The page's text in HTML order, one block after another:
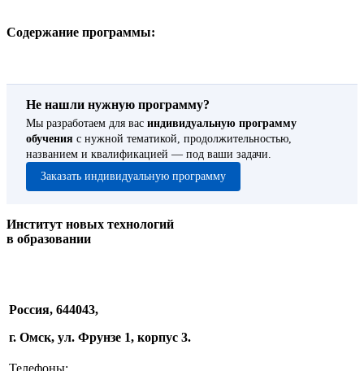
Содержание программы:
Не нашли нужную программу?
Мы разработаем для вас индивидуальную программу
обучения с нужной тематикой, продолжительностью,
названием и квалификацией — под ваши задачи.
Заказать индивидуальную программу
Институт новых технологий
в образовании
Россия, 644043,
г. Омск, ул. Фрунзе 1, корпус 3.